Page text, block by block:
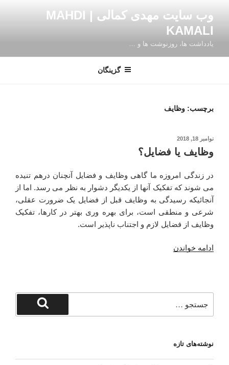
وب سایت مهدی کمالی | MAHDI
KAMALI
یادداشت ها، روزنوشت ها و …
گزینگان
برچسب: وظایف
نوشته‌شده
نوامبر 18, 2018
وظایف یا فضایل؟
در زندگی امروزه ما گاهی وظایف و فضایل آنچنان درهم تنیده
می شوند که تفکیک آنها از یکدیگر دشوار به نظر می رسد. اما از
آنجائیکه رسیدگی به وظایف قبل از فضایل یک ضرورت عقلی،
شرعی و منطقی است، برای بهره وری بهتر در کارها، تفکیک
وظایف از فضایل لازم و اجتناب ناپذیر است.
ادامه خواندن
برای
جستجو
نوشته‌های تازه